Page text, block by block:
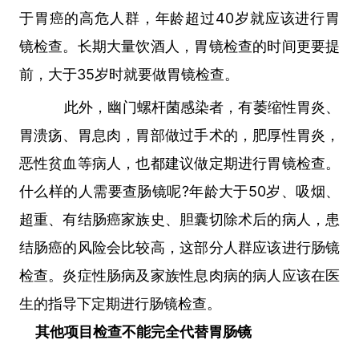
于胃癌的高危人群，年龄超过40岁就应该进行胃
镜检查。长期大量饮酒人，胃镜检查的时间更要提
前，大于35岁时就要做胃镜检查。
此外，幽门螺杆菌感染者，有萎缩性胃炎、
胃溃疡、胃息肉，胃部做过手术的，肥厚性胃炎，
恶性贫血等病人，也都建议做定期进行胃镜检查。
什么样的人需要查肠镜呢?年龄大于50岁、吸烟、
超重、有结肠癌家族史、胆囊切除术后的病人，患
结肠癌的风险会比较高，这部分人群应该进行肠镜
检查。炎症性肠病及家族性息肉病的病人应该在医
生的指导下定期进行肠镜检查。
其他项目检查不能完全代替胃肠镜